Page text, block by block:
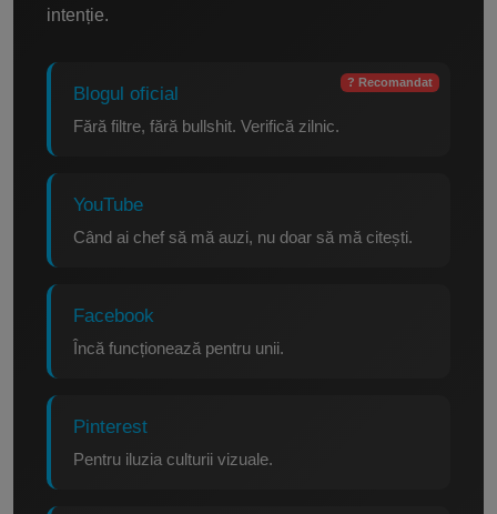
intenție.
Blogul oficial
? Recomandat
Fără filtre, fără bullshit. Verifică zilnic.
YouTube
Când ai chef să mă auzi, nu doar să mă citești.
Facebook
Încă funcționează pentru unii.
Pinterest
Pentru iluzia culturii vizuale.